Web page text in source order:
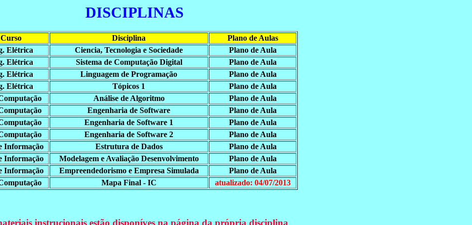
DISCIPLINAS
Curso Disciplina
Plano de Aulas
Elétrica
Ciencia, Tecnologia e Sociedade
Plano de Aula
Elétrica
Sistema de Computação Digital
Plano de Aula
Elétrica
Linguagem de Programação
Plano de Aula
Elétrica
Tópicos 1
Plano de Aula
Análise de Algoritmo
Plano de Aula
Engenharia de Software
Plano de Aula
Engenharia de Software 1
Plano de Aula
Engenharia de Software 2
Plano de Aula
Informação
Estrutura de Dados
Plano de Aula
Informação
Modelagem e Avaliação Desenvolvimento
Plano de Aula
Informação
Empreendedorismo e Empresa Simulada
Plano de Aula
Mapa Final - IC atualizado: 04/07/2013
instrucionais estão disponíves na página da própria disciplina